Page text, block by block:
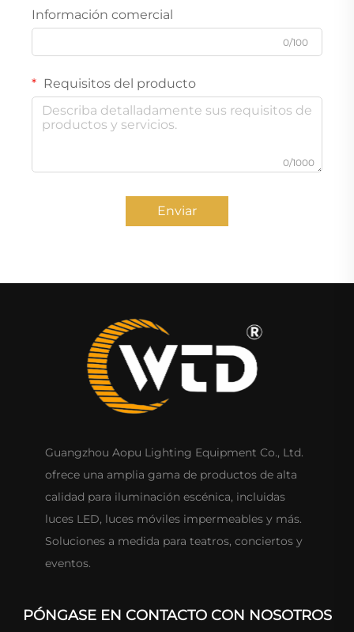
Información comercial
0/100
Requisitos del producto
0/1000
Enviar
Guangzhou Aopu Lighting Equipment Co., Ltd.
ofrece una amplia gama de productos de alta
calidad para iluminación escénica, incluidas
luces LED, luces móviles impermeables y más.
Soluciones a medida para teatros, conciertos y
eventos.
PÓNGASE EN CONTACTO CON NOSOTROS